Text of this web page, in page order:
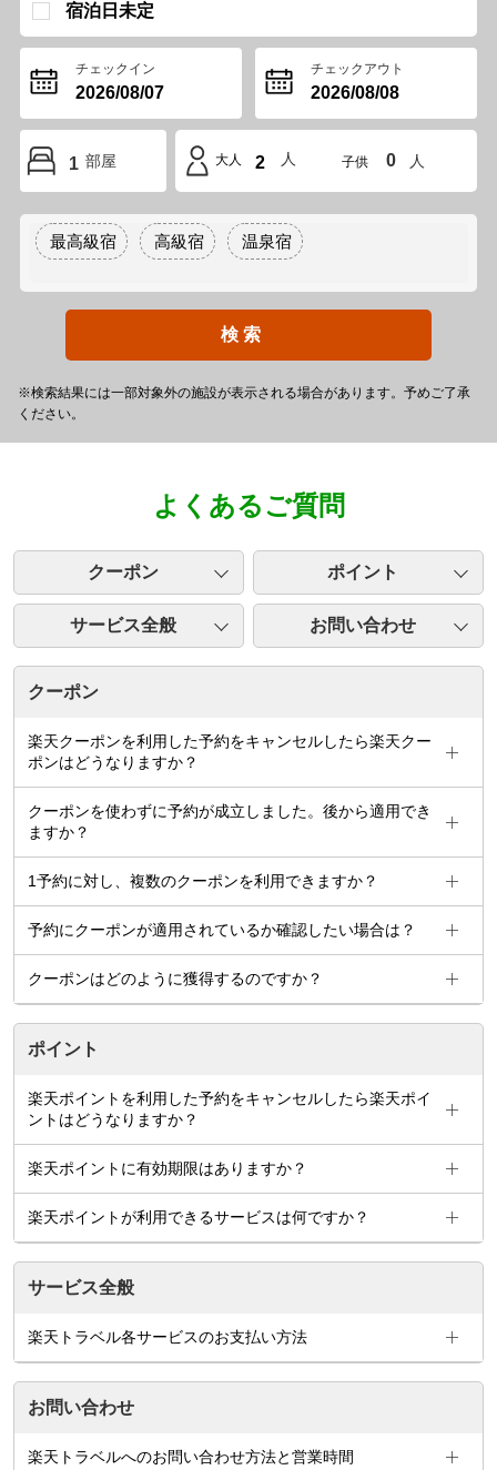
宿泊日未定
チェックイン チェックアウト
1 部屋 大人 2 人 子供 0 人
最高級宿 高級宿 温泉宿
検 索
※検索結果には一部対象外の施設が表示される場合があります。予めご了承
ください。
よくあるご質問
クーポン ポイント
サービス全般 お問い合わせ
クーポン
楽天クーポンを利用した予約をキャンセルしたら楽天クー
ポンはどうなりますか？
クーポンを使わずに予約が成立しました。後から適用でき
ますか？
1予約に対し、複数のクーポンを利用できますか？
予約にクーポンが適用されているか確認したい場合は？
クーポンはどのように獲得するのですか？
ポイント
楽天ポイントを利用した予約をキャンセルしたら楽天ポイ
ントはどうなりますか？
楽天ポイントに有効期限はありますか？
楽天ポイントが利用できるサービスは何ですか？
サービス全般
楽天トラベル各サービスのお支払い方法
お問い合わせ
楽天トラベルへのお問い合わせ方法と営業時間